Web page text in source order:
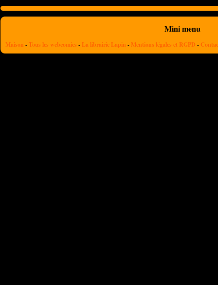
Mini menu
Maison -Tous les webcomics - La librairie Lapin - Mentions légales et RGPD -